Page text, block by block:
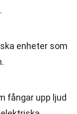
enheter som
fångar upp ljud